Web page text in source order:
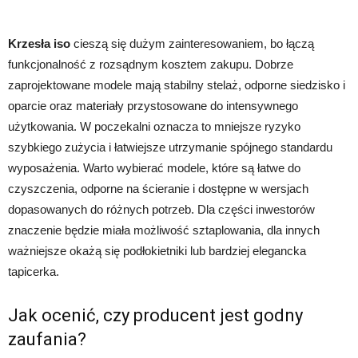
Krzesła iso cieszą się dużym zainteresowaniem, bo łączą
funkcjonalność z rozsądnym kosztem zakupu. Dobrze
zaprojektowane modele mają stabilny stelaż, odporne siedzisko i
oparcie oraz materiały przystosowane do intensywnego
użytkowania. W poczekalni oznacza to mniejsze ryzyko
szybkiego zużycia i łatwiejsze utrzymanie spójnego standardu
wyposażenia. Warto wybierać modele, które są łatwe do
czyszczenia, odporne na ścieranie i dostępne w wersjach
dopasowanych do różnych potrzeb. Dla części inwestorów
znaczenie będzie miała możliwość sztaplowania, dla innych
ważniejsze okażą się podłokietniki lub bardziej elegancka
tapicerka.
Jak ocenić, czy producent jest godny
zaufania?